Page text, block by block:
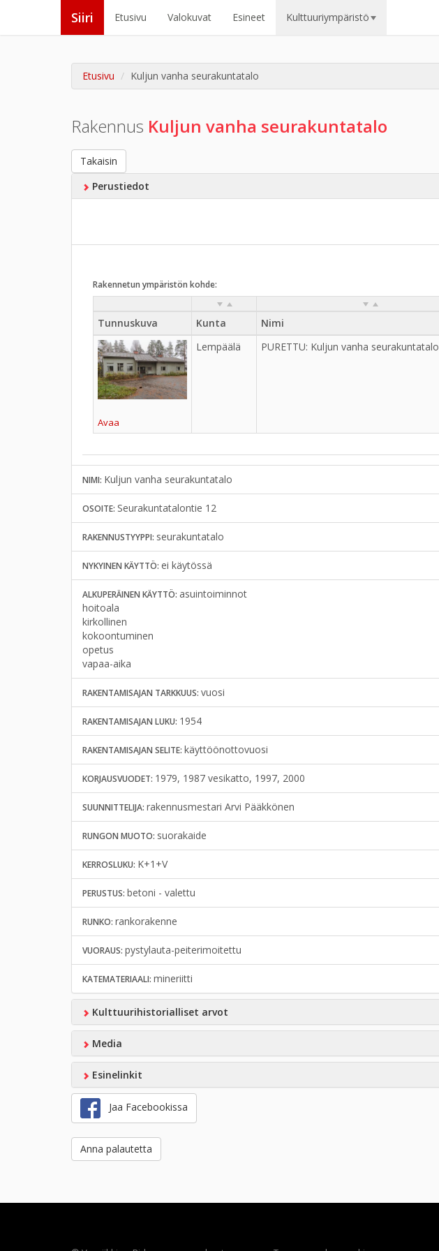
Siiri Etusivu Valokuvat Esineet Kulttuuriympäristö
Etusivu Kuljun vanha seurakuntatalo
Rakennus Kuljun vanha seurakuntatalo
Takaisin
Perustiedot
Rakennetun ympäristön kohde:
Tunnuskuva Kunta Nimi
Avaa
Lempäälä PURETTU: Kuljun vanha seurakuntatalo
NIMI: Kuljun vanha seurakuntatalo
OSOITE: Seurakuntatalontie 12
RAKENNUSTYYPPI: seurakuntatalo
NYKYINEN KÄYTTÖ: ei käytössä
ALKUPERÄINEN KÄYTTÖ: asuintoiminnot
hoitoala
kirkollinen
kokoontuminen
opetus
vapaa-aika
RAKENTAMISAJAN TARKKUUS: vuosi
RAKENTAMISAJAN LUKU: 1954
RAKENTAMISAJAN SELITE: käyttöönottovuosi
KORJAUSVUODET: 1979, 1987 vesikatto, 1997, 2000
SUUNNITTELIJA: rakennusmestari Arvi Pääkkönen
RUNGON MUOTO: suorakaide
KERROSLUKU: K+1+V
PERUSTUS: betoni - valettu
RUNKO: rankorakenne
VUORAUS: pystylauta-peiterimoitettu
KATEMATERIAALI: mineriitti
Kulttuurihistorialliset arvot
Media
Esinelinkit
Jaa Facebookissa
Anna palautetta